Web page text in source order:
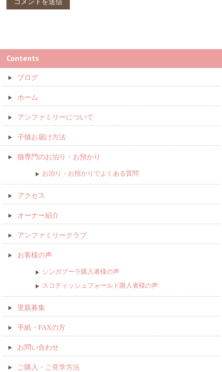
Contents
ブログ
ホーム
アンファミリーについて
子猫お届け方法
猫専門のお泊り・お預かり
お泊り・お預かりでよくある質問
アクセス
オーナー紹介
アンファミリークラブ
お客様の声
シンガプーラ購入者様の声
スコティッシュフォールド購入者様の声
里親募集
手紙・FAXの方
お問い合わせ
ご購入・ご見学方法